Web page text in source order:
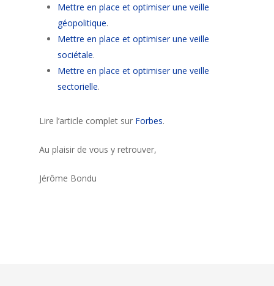
Mettre en place et optimiser une veille
géopolitique.
Mettre en place et optimiser une veille
sociétale.
Mettre en place et optimiser une veille
sectorielle.
Lire l’article complet sur Forbes.
Au plaisir de vous y retrouver,
Jérôme Bondu